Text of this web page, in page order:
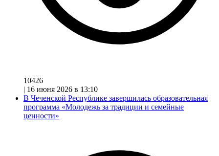
10426
| 16 июня 2026 в 13:10
В Чеченской Республике завершилась образовательная
программа «Молодежь за традиции и семейные
ценности»